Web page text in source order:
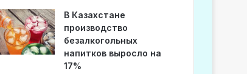
В Казахстане
производство
безалкогольных
напитков выросло на
17%